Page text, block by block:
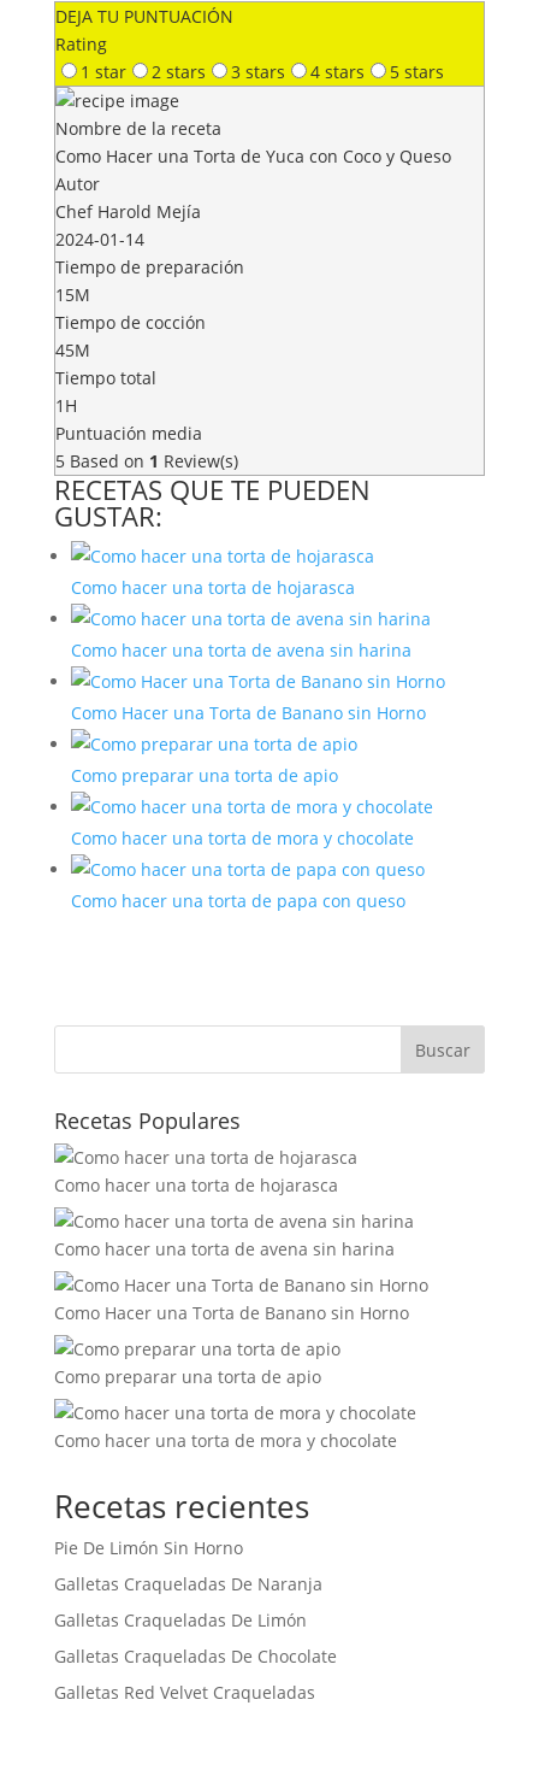
DEJA TU PUNTUACIÓN
Rating
1 star
2 stars 3 stars 4 stars 5 stars
Nombre de la receta
Como Hacer una Torta de Yuca con Coco y Queso
Autor
Chef Harold Mejía
2024-01-14
Tiempo de preparación
15M
Tiempo de cocción
45M
Tiempo total
1H
Puntuación media
5Based on 1 Review(s)
RECETAS QUE TE PUEDEN
GUSTAR:
Como hacer una torta de hojarasca
Como hacer una torta de avena sin harina
Como Hacer una Torta de Banano sin Horno
Como preparar una torta de apio
Como hacer una torta de mora y chocolate
Como hacer una torta de papa con queso
Buscar
Recetas Populares
Como hacer una torta de hojarasca
Como hacer una torta de avena sin harina
Como Hacer una Torta de Banano sin Horno
Como preparar una torta de apio
Como hacer una torta de mora y chocolate
Recetas recientes
Pie De Limón Sin Horno
Galletas Craqueladas De Naranja
Galletas Craqueladas De Limón
Galletas Craqueladas De Chocolate
Galletas Red Velvet Craqueladas